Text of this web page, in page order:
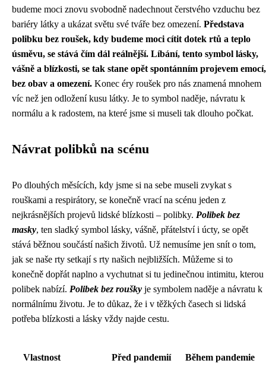
budeme moci znovu svobodně nadechnout čerstvého vzduchu bez
bariéry látky a ukázat světu své tváře bez omezení. Představa
polibku bez roušek, kdy budeme moci cítit dotek rtů a teplo
úsměvu, se stává čím dál reálnější. Líbání, tento symbol lásky,
vášně a blízkosti, se tak stane opět spontánním projevem emocí,
bez obav a omezení. Konec éry roušek pro nás znamená mnohem
víc než jen odložení kusu látky. Je to symbol naděje, návratu k
normálu a k radostem, na které jsme si museli tak dlouho počkat.
Návrat polibků na scénu
Po dlouhých měsících, kdy jsme si na sebe museli zvykat s
rouškami a respirátory, se konečně vrací na scénu jeden z
nejkrásnějších projevů lidské blízkosti – polibky. Polibek bez
masky, ten sladký symbol lásky, vášně, přátelství i úcty, se opět
stává běžnou součástí našich životů. Už nemusíme jen snít o tom,
jak se naše rty setkají s rty našich nejbližších. Můžeme si to
konečně dopřát naplno a vychutnat si tu jedinečnou intimitu, kterou
polibek nabízí. Polibek bez roušky je symbolem naděje a návratu k
normálnímu životu. Je to důkaz, že i v těžkých časech si lidská
potřeba blízkosti a lásky vždy najde cestu.
Vlastnost Před pandemií Během pandemie